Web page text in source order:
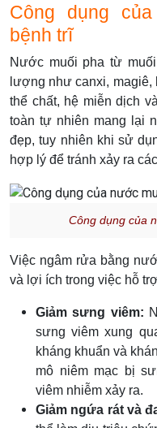
Công dụng
bệnh trĩ
Nước muối pha từ
lượng như canxi,
thể chất, hệ miễn dịch
toàn tự nhiên mang lại
đẹp, tuy nhiên khi sử
hợp lý để tránh xảy ra
Công dụng của
Việc ngâm rửa bằng
và lợi ích trong việc hỗ
Giảm sưng viêm:
sưng viêm xung
kháng khuẩn và
mô niêm mạc bị
viêm nhiễm xảy ra.
Giảm ngứa rát và